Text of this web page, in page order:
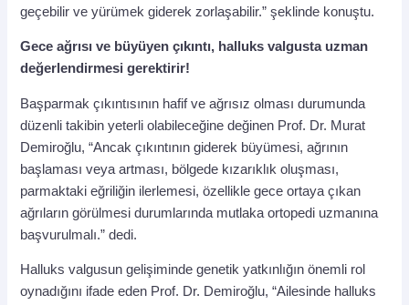
geçebilir ve yürümek giderek zorlaşabilir.” şeklinde konuştu.
Gece ağrısı ve büyüyen çıkıntı, halluks valgusta uzman
değerlendirmesi gerektirir!
Başparmak çıkıntısının hafif ve ağrısız olması durumunda
düzenli takibin yeterli olabileceğine değinen Prof. Dr. Murat
Demiroğlu, “Ancak çıkıntının giderek büyümesi, ağrının
başlaması veya artması, bölgede kızarıklık oluşması,
parmaktaki eğriliğin ilerlemesi, özellikle gece ortaya çıkan
ağrıların görülmesi durumlarında mutlaka ortopedi uzmanına
başvurulmalı.” dedi.
Halluks valgusun gelişiminde genetik yatkınlığın önemli rol
oynadığını ifade eden Prof. Dr. Demiroğlu, “Ailesinde halluks